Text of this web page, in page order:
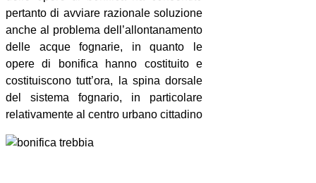
pertanto di avviare razionale soluzione
anche al problema dell’allontanamento
delle acque fognarie, in quanto le
opere di bonifica hanno costituito e
costituiscono tutt’ora, la spina dorsale
del sistema fognario, in particolare
relativamente al centro urbano cittadino